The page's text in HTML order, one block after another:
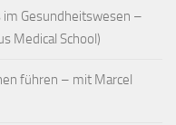
im Gesundheitswesen –
Medical School)
führen – mit Marcel